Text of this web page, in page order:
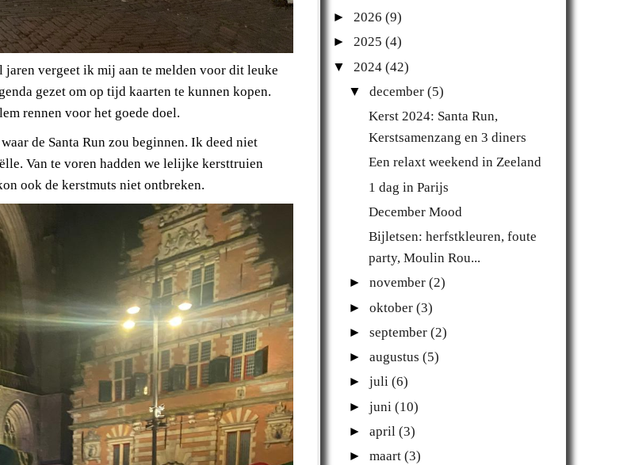
jaren vergeet ik mij aan te melden voor dit leuke
gezet om op tijd kaarten te kunnen kopen.
rennen voor het goede doel.
de Santa Run zou beginnen. Ik deed niet
Van te voren hadden we lelijke kersttruien
ook de kerstmuts niet ontbreken.
► 2026 (9)
► 2025 (4)
▼
2024 (42)
▼
december (5)
Kerst 2024: Santa Run,
Kerstsamenzang en 3 diners
Een relaxt weekend in Zeeland
1 dag in Parijs
December Mood
Bijletsen: herfstkleuren, foute
party, Moulin Rou...
►november (2)
►oktober (3)
►september (2)
►augustus (5)
►juli (6)
►juni (10)
►april (3)
►maart (3)